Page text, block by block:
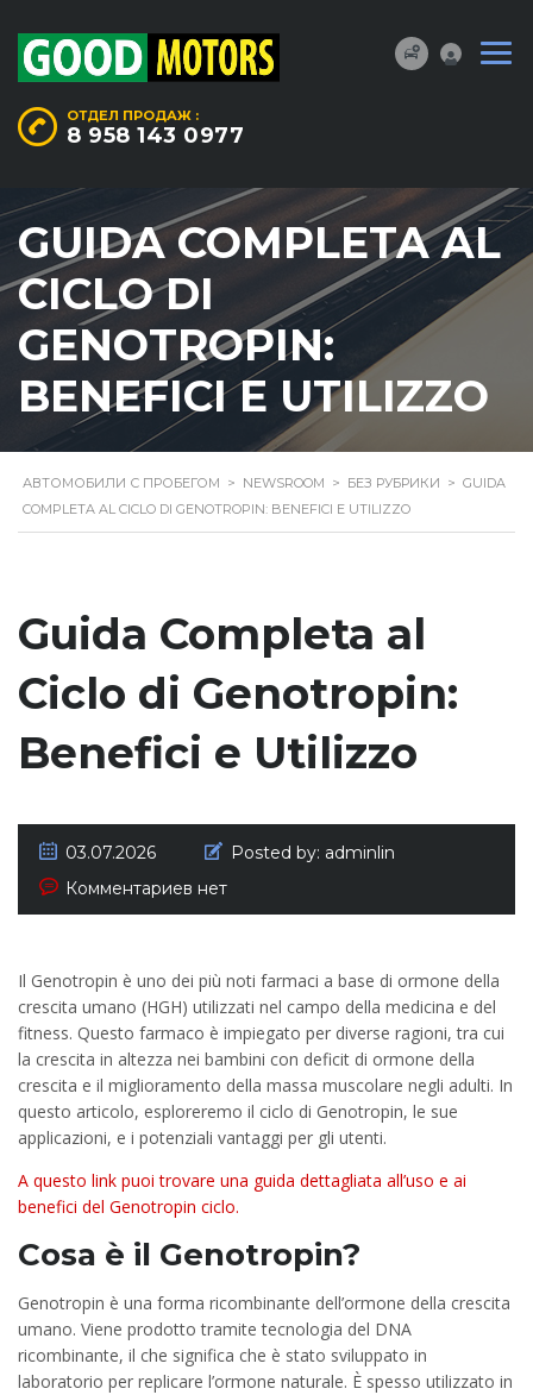
ОТДЕЛ ПРОДАЖ :
8 958 143 0977
GUIDA COMPLETA AL
CICLO DI
GENOTROPIN:
BENEFICI E UTILIZZO
АВТОМОБИЛИ С ПРОБЕГОМ > NEWSROOM > БЕЗ РУБРИКИ > GUIDA
COMPLETA AL CICLO DI GENOTROPIN: BENEFICI E UTILIZZO
Guida Completa al
Ciclo di Genotropin:
Benefici e Utilizzo
03.07.2026 Posted by: adminlin
Комментариев нет
Il Genotropin è uno dei più noti farmaci a base di ormone della
crescita umano (HGH) utilizzati nel campo della medicina e del
fitness. Questo farmaco è impiegato per diverse ragioni, tra cui
la crescita in altezza nei bambini con deficit di ormone della
crescita e il miglioramento della massa muscolare negli adulti. In
questo articolo, esploreremo il ciclo di Genotropin, le sue
applicazioni, e i potenziali vantaggi per gli utenti.
A questo link puoi trovare una guida dettagliata all’uso e ai
benefici del Genotropin ciclo.
Cosa è il Genotropin?
Genotropin è una forma ricombinante dell’ormone della crescita
umano. Viene prodotto tramite tecnologia del DNA
ricombinante, il che significa che è stato sviluppato in
laboratorio per replicare l’ormone naturale. È spesso utilizzato in